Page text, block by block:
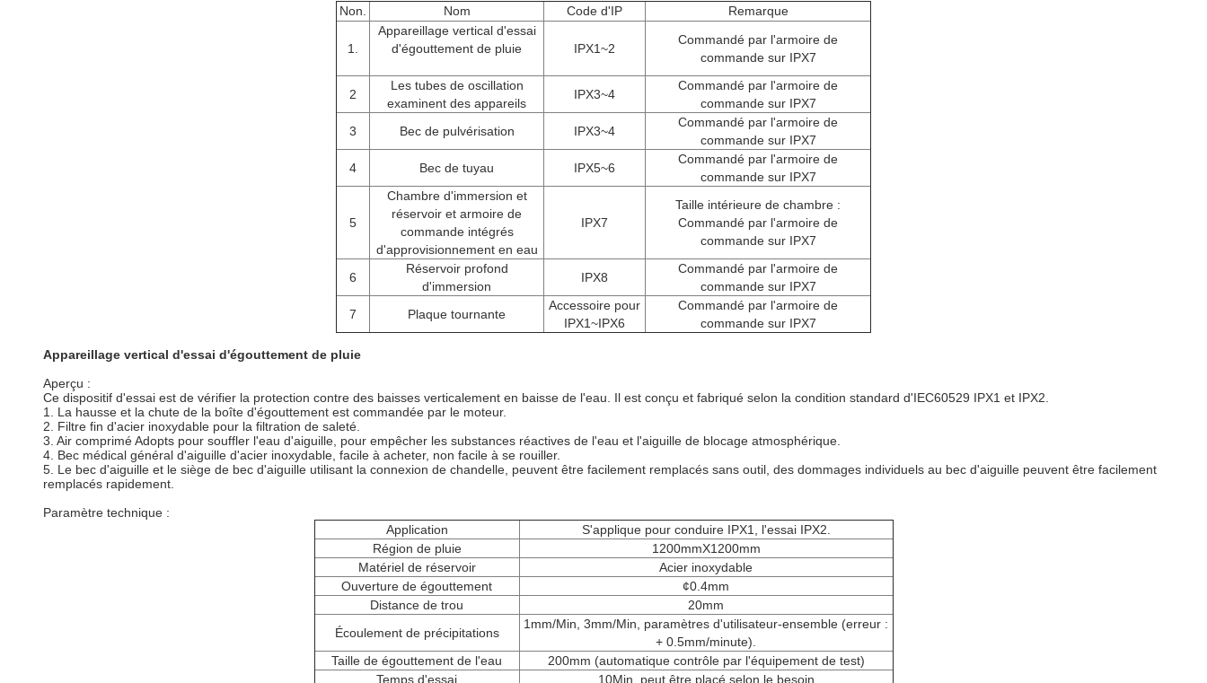
Non. Nom Code d'IP Remarque
1.
Appareillage vertical d'essai
d'égouttement de pluie
IPX1~2
Commandé par l'armoire de
commande sur IPX7
2
Les tubes de oscillation
examinent des appareils
IPX3~4
Commandé par l'armoire de
commande sur IPX7
3
Bec de pulvérisation IPX3~4
Commandé par l'armoire de
commande sur IPX7
4
Bec de tuyau IPX5~6
Commandé par l'armoire de
commande sur IPX7
5
Chambre d'immersion et
réservoir et armoire de
commande intégrés
d'approvisionnement en eau
IPX7
Taille intérieure de chambre :
Commandé par l'armoire de
commande sur IPX7
6
Réservoir profond
d'immersion
IPX8
Commandé par l'armoire de
commande sur IPX7
7
Plaque tournante
Accessoire pour
IPX1~IPX6
Commandé par l'armoire de
commande sur IPX7
Appareillage vertical d'essai d'égouttement de pluie
Aperçu :
Ce dispositif d'essai est de vérifier la protection contre des baisses verticalement en baisse de l'eau. Il est conçu et fabriqué selon la condition standard d'IEC60529 IPX1 et IPX2.
1. La hausse et la chute de la boîte d'égouttement est commandée par le moteur.
2. Filtre fin d'acier inoxydable pour la filtration de saleté.
3. Air comprimé Adopts pour souffler l'eau d'aiguille, pour empêcher les substances réactives de l'eau et l'aiguille de blocage atmosphérique.
4. Bec médical général d'aiguille d'acier inoxydable, facile à acheter, non facile à se rouiller.
5. Le bec d'aiguille et le siège de bec d'aiguille utilisant la connexion de chandelle, peuvent être facilement remplacés sans outil, des dommages individuels au bec d'aiguille peuvent être facilement
remplacés rapidement.
Paramètre technique :
Application
S'applique pour conduire IPX1, l'essai IPX2.
Région de pluie
1200mmX1200mm
Matériel de réservoir
Acier inoxydable
Ouverture de égouttement
¢0.4mm
Distance de trou
20mm
Écoulement de précipitations
1mm/Min, 3mm/Min, paramètres d'utilisateur-ensemble (erreur :
+ 0.5mm/minute).
Taille de égouttement de l'eau
200mm (automatique contrôle par l'équipement de test)
Temps d'essai
10Min, peut être placé selon le besoin